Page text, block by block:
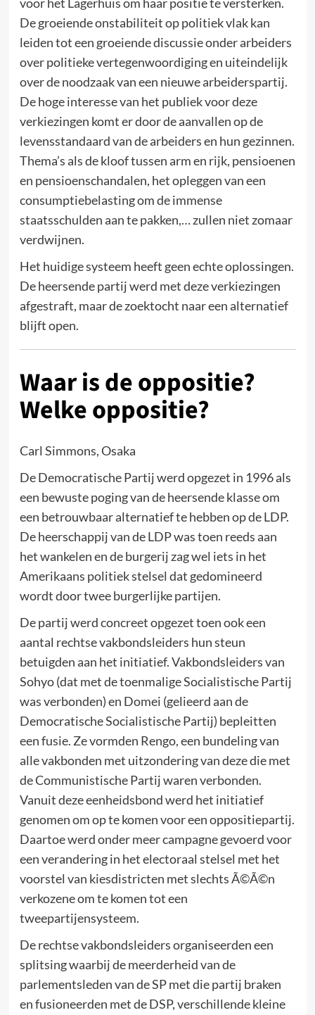
De groeiende onstabiliteit op politiek vlak kan
leiden tot een groeiende discussie onder arbeiders
over politieke vertegenwoordiging en uiteindelijk
over de noodzaak van een nieuwe arbeiderspartij.
De hoge interesse van het publiek voor deze
verkiezingen komt er door de aanvallen op de
levensstandaard van de arbeiders en hun gezinnen.
Thema’s als de kloof tussen arm en rijk, pensioenen
en pensioenschandalen, het opleggen van een
consumptiebelasting om de immense
staatsschulden aan te pakken,… zullen niet zomaar
verdwijnen.
Het huidige systeem heeft geen echte oplossingen.
De heersende partij werd met deze verkiezingen
afgestraft, maar de zoektocht naar een alternatief
blijft open.
Waar is de oppositie?
Welke oppositie?
Carl Simmons, Osaka
De Democratische Partij werd opgezet in 1996 als
een bewuste poging van de heersende klasse om
een betrouwbaar alternatief te hebben op de LDP.
De heerschappij van de LDP was toen reeds aan
het wankelen en de burgerij zag wel iets in het
Amerikaans politiek stelsel dat gedomineerd
wordt door twee burgerlijke partijen.
De partij werd concreet opgezet toen ook een
aantal rechtse vakbondsleiders hun steun
betuigden aan het initiatief. Vakbondsleiders van
Sohyo (dat met de toenmalige Socialistische Partij
was verbonden) en Domei (gelieerd aan de
Democratische Socialistische Partij) bepleitten
een fusie. Ze vormden Rengo, een bundeling van
alle vakbonden met uitzondering van deze die met
de Communistische Partij waren verbonden.
Vanuit deze eenheidsbond werd het initiatief
genomen om op te komen voor een oppositiepartij.
Daartoe werd onder meer campagne gevoerd voor
een verandering in het electoraal stelsel met het
voorstel van kiesdistricten met slechts Ã©Ã©n
verkozene om te komen tot een
tweepartijensysteem.
De rechtse vakbondsleiders organiseerden een
splitsing waarbij de meerderheid van de
parlementsleden van de SP met die partij braken
en fusioneerden met de DSP, verschillende kleine